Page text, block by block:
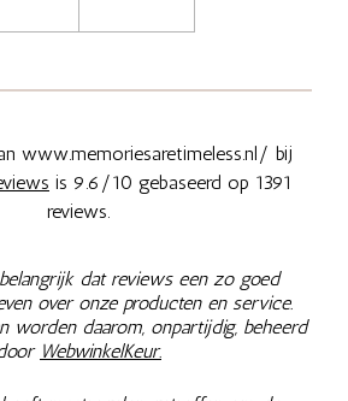
www.memoriesaretimeless.nl/ bij
is 9.6/10 gebaseerd op 1391
reviews.
dat reviews een zo goed
over onze producten en service.
worden daarom, onpartijdig, beheerd
WebwinkelKeur.